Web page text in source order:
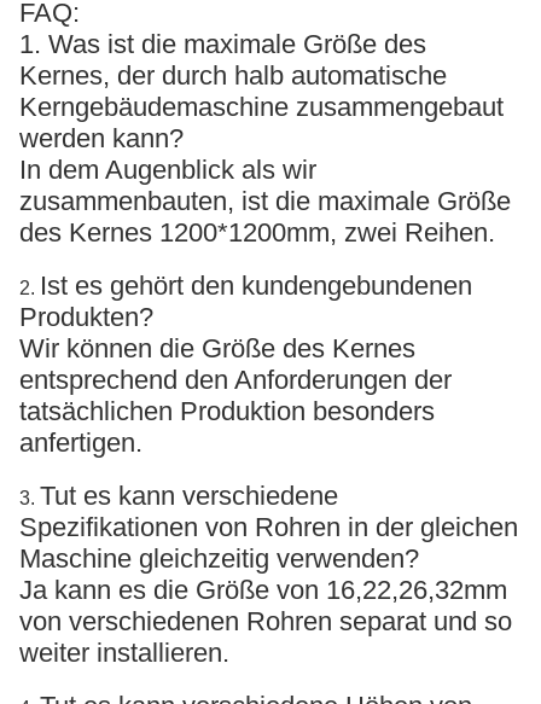
FAQ:
1. Was ist die maximale Größe des
Kernes, der durch halb automatische
Kerngebäudemaschine zusammengebaut
werden kann?
In dem Augenblick als wir
zusammenbauten, ist die maximale Größe
des Kernes 1200*1200mm, zwei Reihen.
2. Ist es gehört den kundengebundenen
Produkten?
Wir können die Größe des Kernes
entsprechend den Anforderungen der
tatsächlichen Produktion besonders
anfertigen.
3. Tut es kann verschiedene
Spezifikationen von Rohren in der gleichen
Maschine gleichzeitig verwenden?
Ja kann es die Größe von 16,22,26,32mm
von verschiedenen Rohren separat und so
weiter installieren.